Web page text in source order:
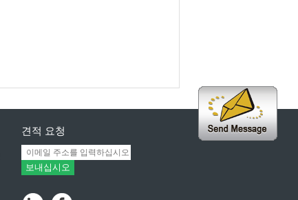
견적 요청
보내십시오